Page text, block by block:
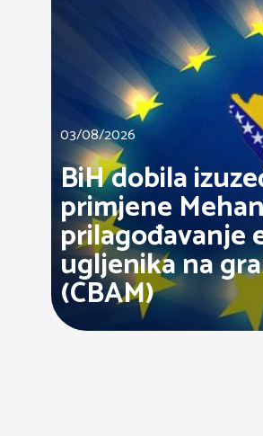
03/08/2026
BiH dobila
primjene
prilagođavanje
ugljenika na
(CBAM)